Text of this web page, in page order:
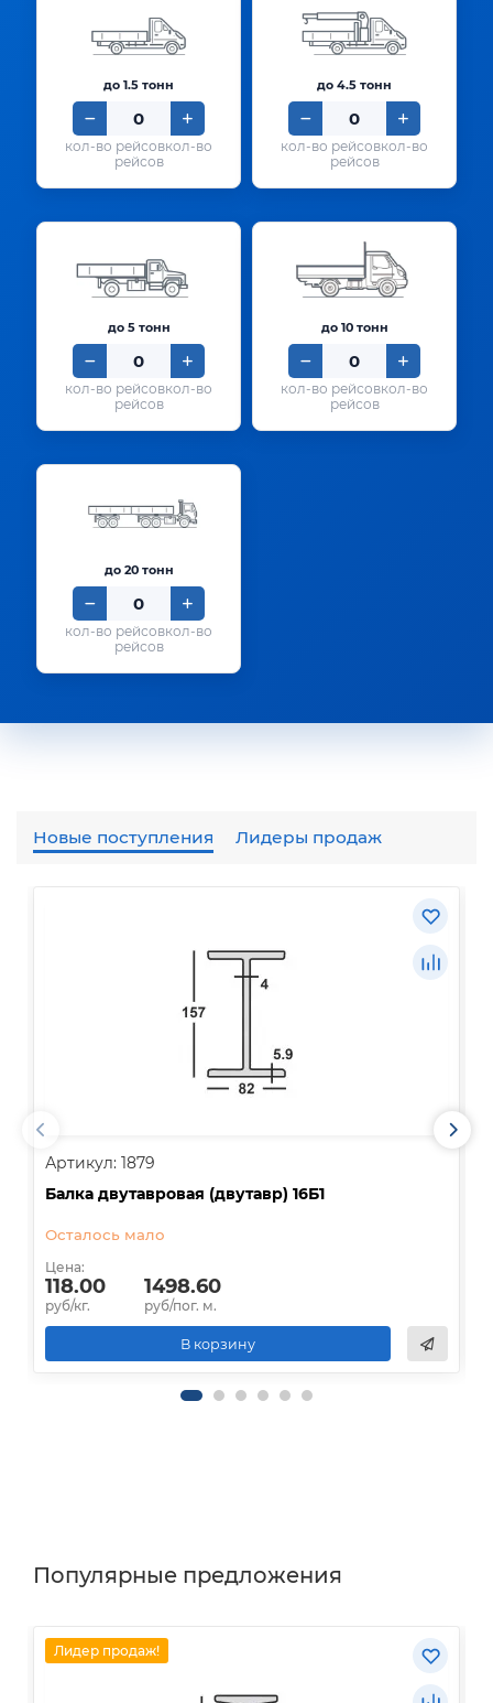
до 1.5 тонн
кол-во
рейсов
до 4.5 тонн
кол-во
рейсов
до 5 тонн
кол-во
рейсов
до 10 тонн
кол-во
рейсов
до 20 тонн
кол-во
рейсов
Новые поступления Лидеры продаж
Артикул: 1879
Балка двутавровая (двутавр) 16Б1
Осталось мало
Цена:
118.00
руб/кг.
1498.60
руб/пог. м.
В корзину
Популярные предложения
Лидер продаж!